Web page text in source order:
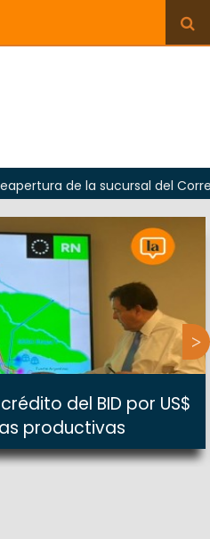
la sucursal del Correo
del BID por US$
productivas